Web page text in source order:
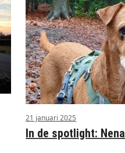
21 januari 2025
In de spotlight: Nena